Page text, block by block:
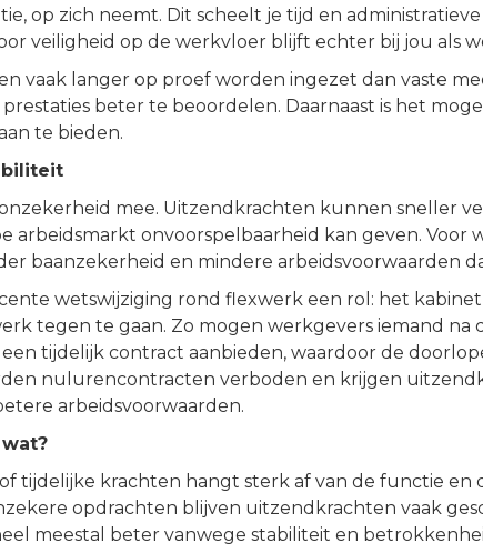
op zich neemt. Dit scheelt je tijd en administratieve
veiligheid op de werkvloer blijft echter bij jou als
vaak langer op proef worden ingezet dan vaste
prestaties beter te beoordelen. Daarnaast is het
te bieden.
mee. Uitzendkrachten kunnen sneller
arbeidsmarkt onvoorspelbaarheid kan geven. Voor
baanzekerheid en mindere arbeidsvoorwaarden
wetswijziging rond flexwerk een rol: het
tegen te gaan. Zo mogen werkgevers iemand na
een tijdelijk contract aanbieden, waardoor de
nulurencontracten verboden en krijgen
arbeidsvoorwaarden.
tijdelijke krachten hangt sterk af van de functie en
opdrachten blijven uitzendkrachten vaak
meestal beter vanwege stabiliteit en